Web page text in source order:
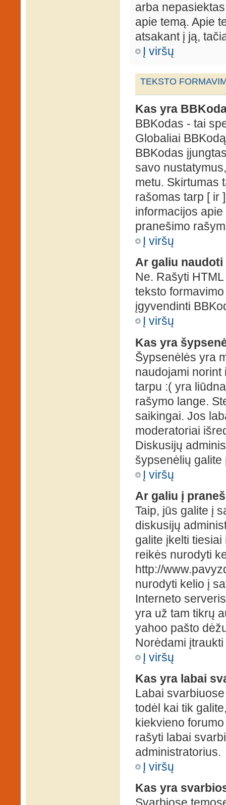
arba
apie temą. Apie
atsakant į ją,
Į viršų
TEKSTO
Kas yra
BBKodas - tai
Globaliai
BBKodas
savo
metu. Skirtumas
rašomas tarp [ ir
informacijos
pranešimo
Į viršų
Ar galiu naudoti
Ne. Rašyti
teksto
įgyvendinti
Į viršų
Kas yra
Šypsenėlės yra
naudojami norint
tarpu :( yra
rašymo lange.
saikingai. Jos
moderatoriai
Diskusijų
šypsenėlių galite
Į viršų
Ar galiu į
Taip, jūs galite į
diskusijų
galite įkelti
reikės nurodyti
http://
nurodyti kelio į
Interneto
yra už tam tikrų
yahoo pašto
Norėdami
Į viršų
Kas yra labai
Labai
todėl kai tik
kiekvieno
rašyti labai
administratorius.
Į viršų
Kas yra